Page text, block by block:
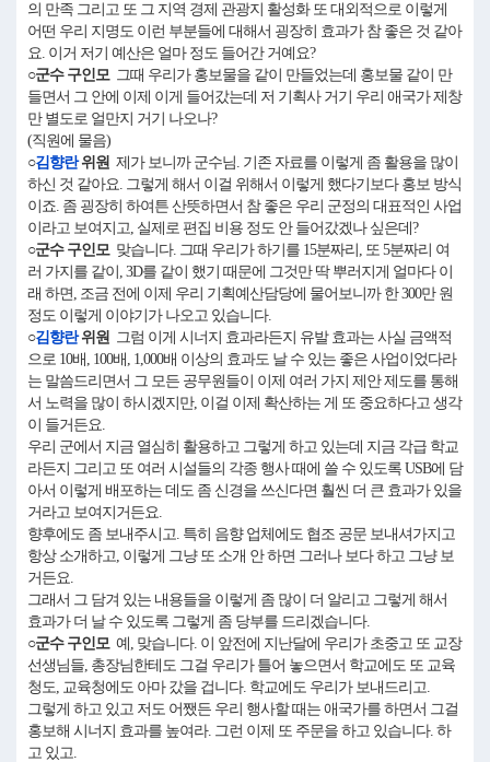
의 만족 그리고 또 그 지역 경제 관광지 활성화 또 대외적으로 이렇게
어떤 우리 지명도 이런 부분들에 대해서 굉장히 효과가 참 좋은 것 같아
요. 이거 저기 예산은 얼마 정도 들어간 거예요?
○군수 구인모그때 우리가 홍보물을 같이 만들었는데 홍보물 같이 만
들면서 그 안에 이제 이게 들어갔는데 저 기획사 거기 우리 애국가 제창
만 별도로 얼만지 거기 나오나?
(직원에 물음)
○김향란위원 제가 보니까 군수님. 기존 자료를 이렇게 좀 활용을 많이
하신 것 같아요. 그렇게 해서 이걸 위해서 이렇게 했다기보다 홍보 방식
이죠. 좀 굉장히 하여튼 산뜻하면서 참 좋은 우리 군정의 대표적인 사업
이라고 보여지고, 실제로 편집 비용 정도 안 들어갔겠나 싶은데?
○군수 구인모맞습니다. 그때 우리가 하기를 15분짜리, 또 5분짜리 여
러 가지를 같이, 3D를 같이 했기 때문에 그것만 딱 뿌러지게 얼마다 이
래 하면, 조금 전에 이제 우리 기획예산담당에 물어보니까 한 300만 원
정도 이렇게 이야기가 나오고 있습니다.
○김향란위원 그럼 이게 시너지 효과라든지 유발 효과는 사실 금액적
으로 10배, 100배, 1,000배 이상의 효과도 날 수 있는 좋은 사업이었다라
는 말씀드리면서 그 모든 공무원들이 이제 여러 가지 제안 제도를 통해
서 노력을 많이 하시겠지만, 이걸 이제 확산하는 게 또 중요하다고 생각
이 들거든요.
우리 군에서 지금 열심히 활용하고 그렇게 하고 있는데 지금 각급 학교
라든지 그리고 또 여러 시설들의 각종 행사 때에 쓸 수 있도록 USB에 담
아서 이렇게 배포하는 데도 좀 신경을 쓰신다면 훨씬 더 큰 효과가 있을
거라고 보여지거든요.
향후에도 좀 보내주시고. 특히 음향 업체에도 협조 공문 보내셔가지고
항상 소개하고, 이렇게 그냥 또 소개 안 하면 그러나 보다 하고 그냥 보
거든요.
그래서 그 담겨 있는 내용들을 이렇게 좀 많이 더 알리고 그렇게 해서
효과가 더 날 수 있도록 그렇게 좀 당부를 드리겠습니다.
○군수 구인모예, 맞습니다. 이 앞전에 지난달에 우리가 초중고 또 교장
선생님들, 총장님한테도 그걸 우리가 틀어 놓으면서 학교에도 또 교육
청도, 교육청에도 아마 갔을 겁니다. 학교에도 우리가 보내드리고.
그렇게 하고 있고 저도 어쨌든 우리 행사할 때는 애국가를 하면서 그걸
홍보해 시너지 효과를 높여라. 그런 이제 또 주문을 하고 있습니다. 하
고 있고.